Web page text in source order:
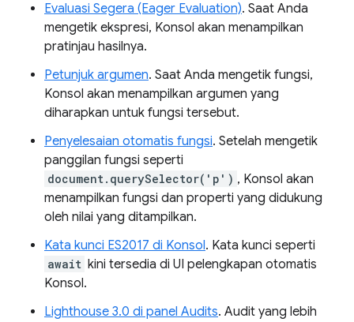
Evaluasi Segera (Eager Evaluation). Saat Anda
mengetik ekspresi, Konsol akan menampilkan
pratinjau hasilnya.
Petunjuk argumen. Saat Anda mengetik fungsi,
Konsol akan menampilkan argumen yang
diharapkan untuk fungsi tersebut.
Penyelesaian otomatis fungsi. Setelah mengetik
panggilan fungsi seperti
document.querySelector('p') , Konsol akan
menampilkan fungsi dan properti yang didukung
oleh nilai yang ditampilkan.
Kata kunci ES2017 di Konsol. Kata kunci seperti
await kini tersedia di UI pelengkapan otomatis
Konsol.
Lighthouse 3.0 di panel Audits. Audit yang lebih